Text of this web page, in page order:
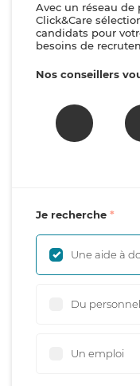
Avec un réseau de
Click&Care
candidats pour
besoins de
Nos conseillers
Je recherche
Une aide à
Du
Un emploi